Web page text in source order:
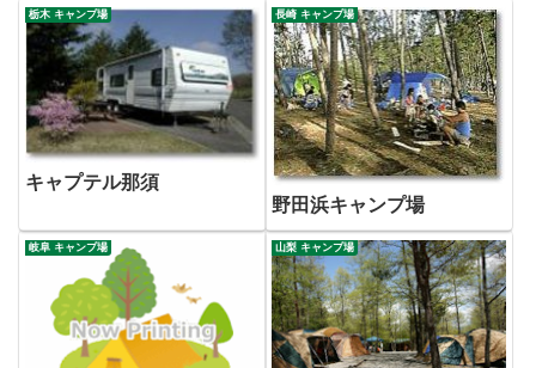
栃木 キャンプ場
キャプテル那須
長崎 キャンプ場
野田浜キャンプ場
岐阜 キャンプ場 山梨 キャンプ場